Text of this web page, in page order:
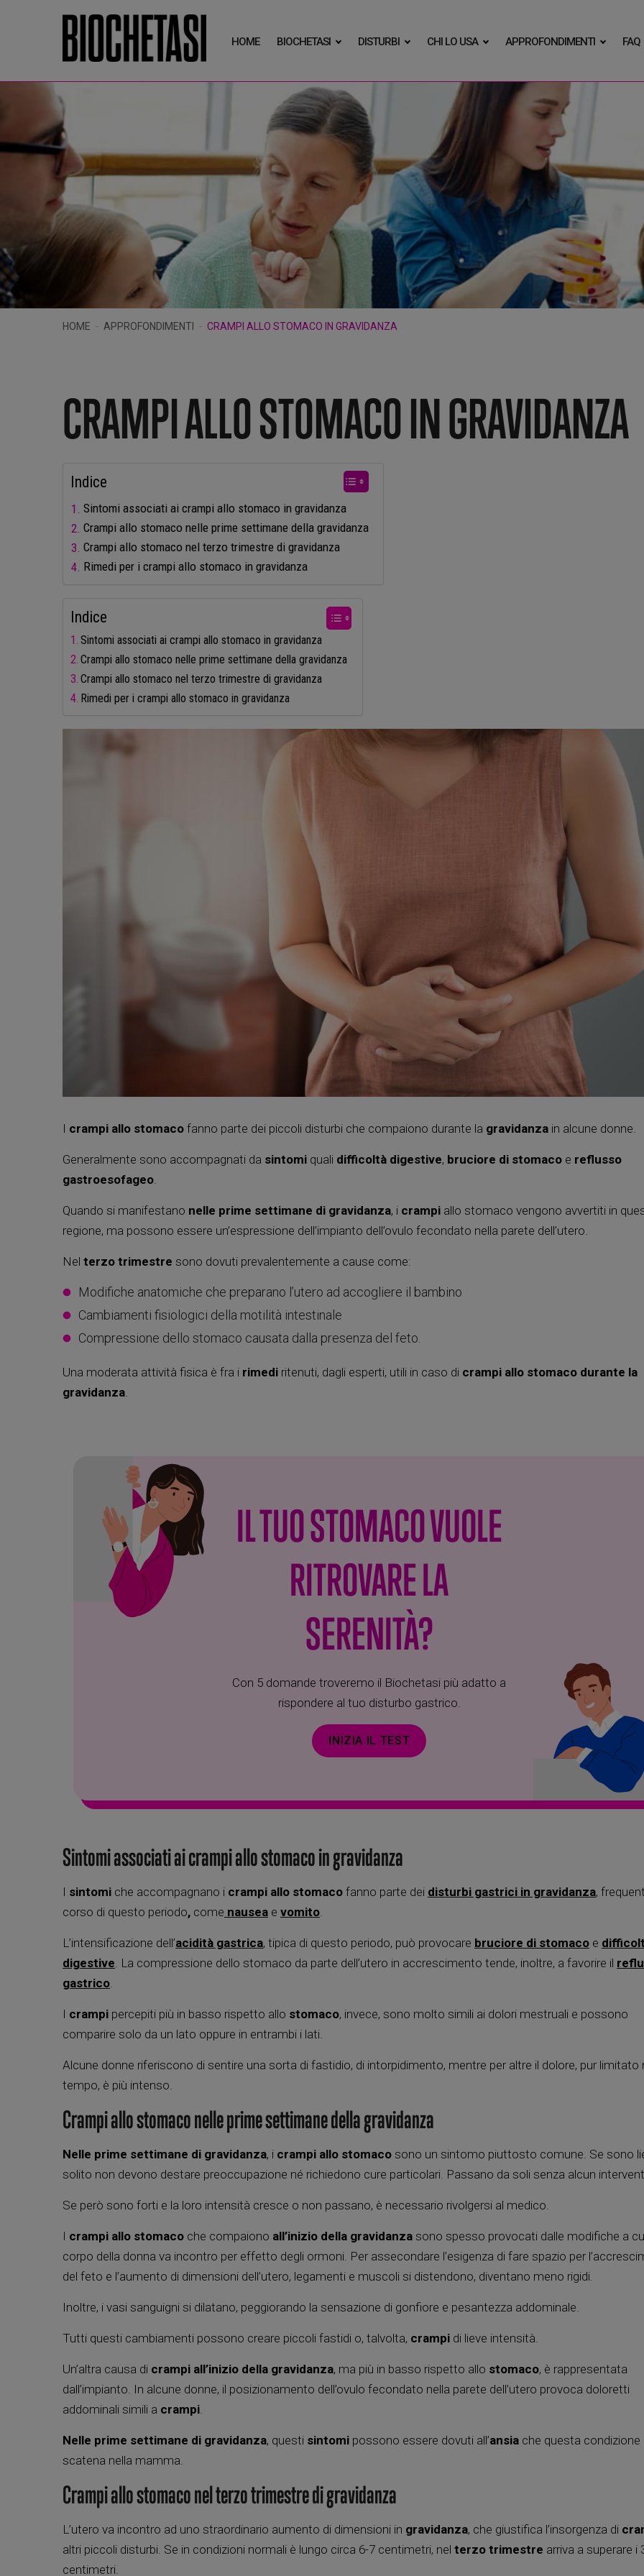
HOME BIOCHETASI DISTURBI CHI LO USA APPROFONDIMENTI FAQ
HOME APPROFONDIMENTI CRAMPI ALLO STOMACO IN GRAVIDANZA
CRAMPI ALLO STOMACO IN GRAVIDANZA
Indice
Sintomi associati ai crampi allo stomaco in gravidanza
Crampi allo stomaco nelle prime settimane della gravidanza
Crampi allo stomaco nel terzo trimestre di gravidanza
Rimedi per i crampi allo stomaco in gravidanza
Indice
Sintomi associati ai crampi allo stomaco in gravidanza
Crampi allo stomaco nelle prime settimane della gravidanza
Crampi allo stomaco nel terzo trimestre di gravidanza
Rimedi per i crampi allo stomaco in gravidanza
I crampi allo stomaco fanno parte dei piccoli disturbi che compaiono durante la gravidanza in alcune donne.
Generalmente sono accompagnati da sintomi quali difficoltà digestive, bruciore di stomaco e reflusso
gastroesofageo
Quando si manifestano nelle prime settimane di gravidanza, i crampi allo stomaco vengono avvertiti in
regione, ma possono essere un’espressione dell’impianto dell’ovulo fecondato nella parete dell’utero.
Nel terzo trimestre sono dovuti prevalentemente a cause come:
Modifiche anatomiche che preparano l’utero ad accogliere il bambino
Cambiamenti fisiologici della motilità intestinale
Compressione dello stomaco causata dalla presenza del feto.
Una moderata attività fisica è fra i rimedi ritenuti, dagli esperti, utili in caso di crampi allo stomaco durante la
gravidanza
IL TUO STOMACO VUOLE
RITROVARE LA
SERENITÀ?
Con 5 domande troveremo il Biochetasi più adatto a
rispondere al tuo disturbo gastrico.
INIZIA IL TEST
Sintomi associati ai crampi allo stomaco in gravidanza
I sintomi che accompagnano i crampi allo stomaco fanno parte dei disturbi gastrici in gravidanza,
corso di questo periodo, come nausea e vomito
L’intensificazione dell’acidità gastrica, tipica di questo periodo, può provocare bruciore di stomaco e
digestive . La compressione dello stomaco da parte dell’utero in accrescimento tende, inoltre, a favorire il
gastrico
I crampi percepiti più in basso rispetto allo stomaco, invece, sono molto simili ai dolori mestruali e possono
comparire solo da un lato oppure in entrambi i lati.
Alcune donne riferiscono di sentire una sorta di fastidio, di intorpidimento, mentre per altre il dolore, pur limitato
tempo, è più intenso.
Crampi allo stomaco nelle prime settimane della gravidanza
Nelle prime settimane di gravidanza, i crampi allo stomaco sono un sintomo piuttosto comune. Se sono
solito non devono destare preoccupazione né richiedono cure particolari. Passano da soli senza alcun
Se però sono forti e la loro intensità cresce o non passano, è necessario rivolgersi al medico.
I crampi allo stomaco che compaiono all’inizio della gravidanza sono spesso provocati dalle modifiche a
corpo della donna va incontro per effetto degli ormoni. Per assecondare l’esigenza di fare spazio per
del feto e l’aumento di dimensioni dell’utero, legamenti e muscoli si distendono, diventano meno rigidi.
Inoltre, i vasi sanguigni si dilatano, peggiorando la sensazione di gonfiore e pesantezza addominale.
Tutti questi cambiamenti possono creare piccoli fastidi o, talvolta, crampi di lieve intensità.
Un’altra causa di crampi all’inizio della gravidanza, ma più in basso rispetto allo stomaco, è rappresentata
dall’impianto. In alcune donne, il posizionamento dell’ovulo fecondato nella parete dell’utero provoca doloretti
addominali simili a crampi
Nelle prime settimane di gravidanza, questi sintomi possono essere dovuti all’ansia che questa condizione
scatena nella mamma.
Crampi allo stomaco nel terzo trimestre di gravidanza
L’utero va incontro ad uno straordinario aumento di dimensioni in gravidanza, che giustifica l’insorgenza di
altri piccoli disturbi. Se in condizioni normali è lungo circa 6-7 centimetri, nel terzo trimestre arriva a superare i
centimetri.